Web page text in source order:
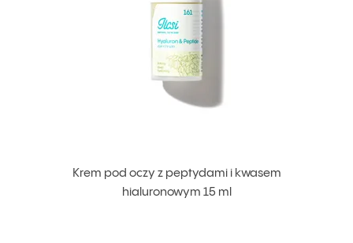
Krem pod oczy z peptydami i kwasem
hialuronowym 15 ml